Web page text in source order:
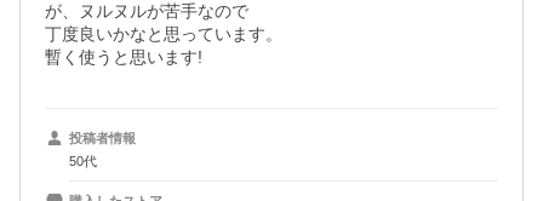
が、ヌルヌルが苦手なので
丁度良いかなと思っています。
暫く使うと思います!
投稿者情報
50代